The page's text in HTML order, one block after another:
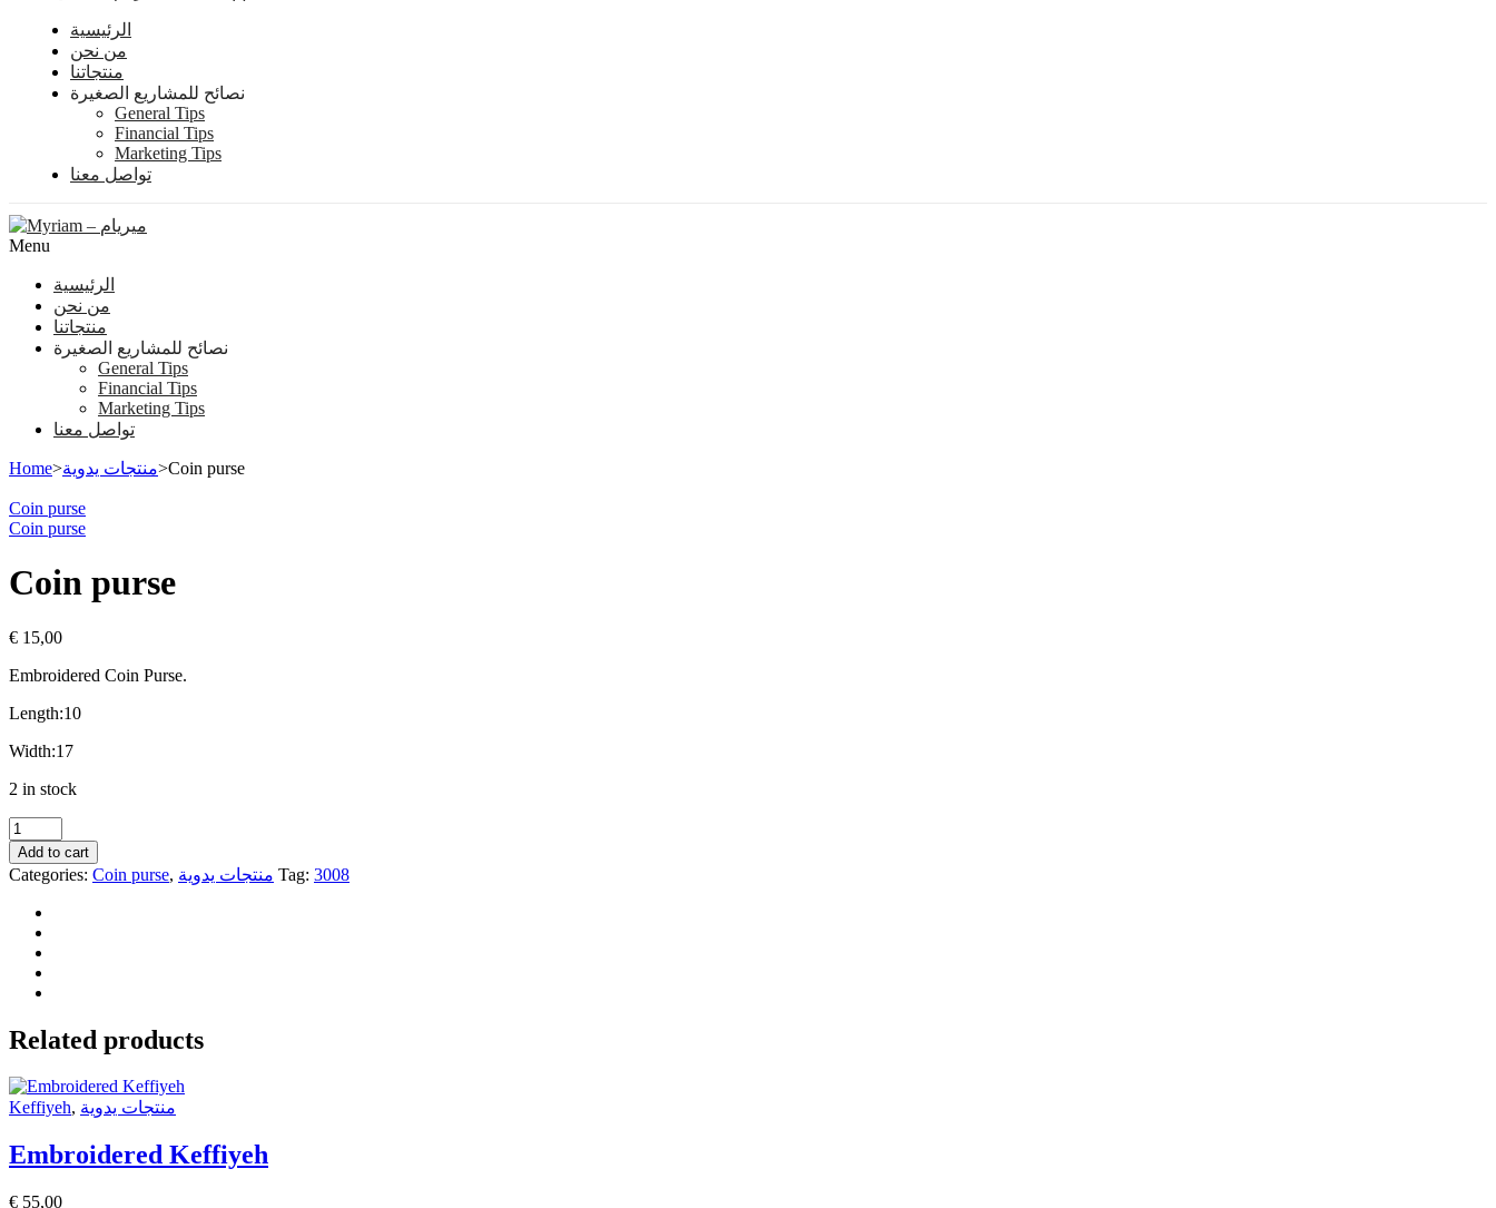
الرئيسية
من نحن
منتجاتنا
نصائح للمشاريع الصغيرة
General Tips
Financial Tips
Marketing Tips
تواصل معنا
Menu
الرئيسية
من نحن
منتجاتنا
نصائح للمشاريع الصغيرة
General Tips
Financial Tips
Marketing Tips
تواصل معنا
Home>منتجات يدوية>Coin purse
Coin purse
Coin purse
Coin purse
€ 15,00
Embroidered Coin Purse.
Length:10
Width:17
2 in stock
Coin
purse
quantity
Add to cart
Categories: Coin purse, منتجات يدوية Tag: 3008
Related products
Keffiyeh, منتجات يدوية
Embroidered Keffiyeh
€ 55,00